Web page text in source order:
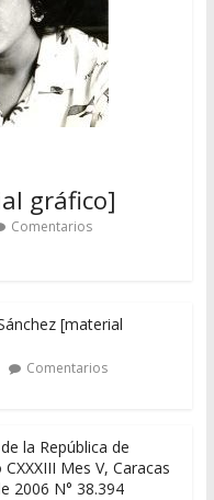
gráfico]
Comentarios
[material
Comentarios
la República de
Mes V, Caracas
2006 N° 38.394